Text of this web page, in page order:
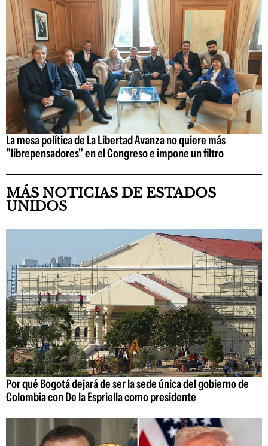
La mesa política de La Libertad Avanza no quiere más
"librepensadores" en el Congreso e impone un filtro
MÁS NOTICIAS DE ESTADOS
UNIDOS
Por qué Bogotá dejará de ser la sede única del gobierno de
Colombia con De la Espriella como presidente